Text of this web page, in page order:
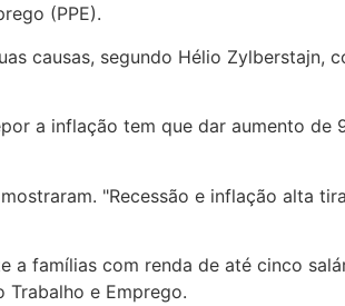
(PPE).
causas, segundo Hélio Zylberstajn,
a inflação tem que dar aumento de
"Recessão e inflação alta
a famílias com renda de até cinco
e Emprego.